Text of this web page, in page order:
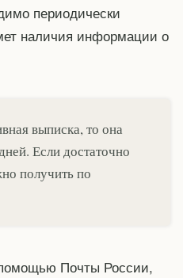
периодически
наличия информации о
выписка, то она
Если достаточно
получить по
Почты России,